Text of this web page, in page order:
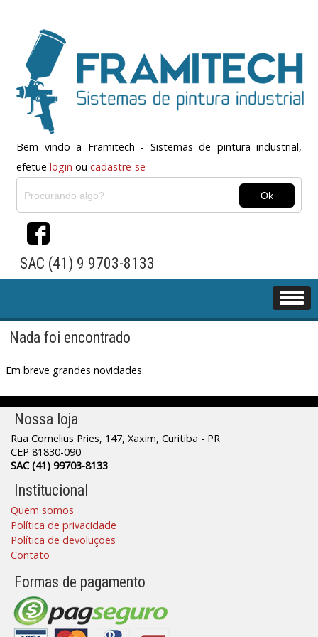
Bem vindo a Framitech - Sistemas de pintura industrial,
efetue login ou cadastre-se
SAC (41) 9 9703-8133
Nada foi encontrado
Em breve grandes novidades.
Nossa loja
Rua Cornelius Pries, 147, Xaxim, Curitiba - PR
CEP 81830-090
SAC (41) 99703-8133
Institucional
Quem somos
Política de privacidade
Política de devoluções
Contato
Formas de pagamento